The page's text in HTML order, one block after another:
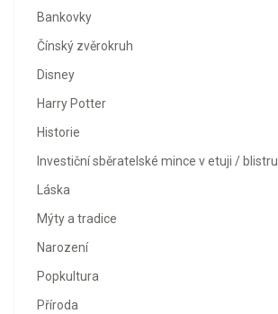
Bankovky
Čínský zvěrokruh
Disney
Harry Potter
Historie
Investiční sběratelské mince v etuji / blistru
Láska
Mýty a tradice
Narození
Popkultura
Příroda